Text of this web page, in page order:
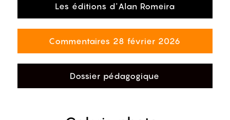
Les éditions d'Alan Romeira
Commentaires 28 février 2026
Dossier pédagogique